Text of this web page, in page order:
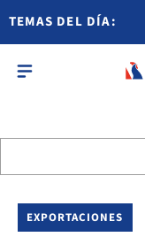
TEMAS DEL DÍA:
EXPORTACIONES